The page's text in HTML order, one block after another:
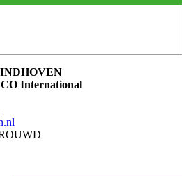
International